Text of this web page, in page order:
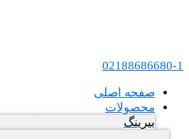
02188686680-1
صفحه اصلی
محصولات
بیرینگ